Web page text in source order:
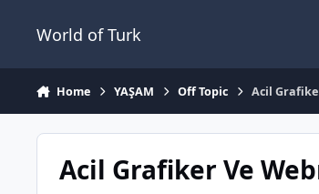
World of Turk
Home YAŞAM Off Topic Acil
Acil Grafiker Ve